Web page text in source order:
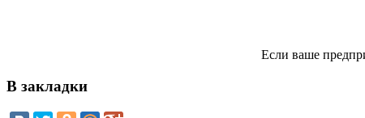
Если ваше
В закладки